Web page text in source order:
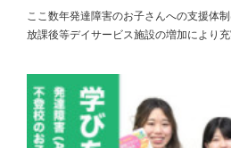
ここ数年発達障害のお子さんへの支援体
放課後等デイサービス施設の増加により